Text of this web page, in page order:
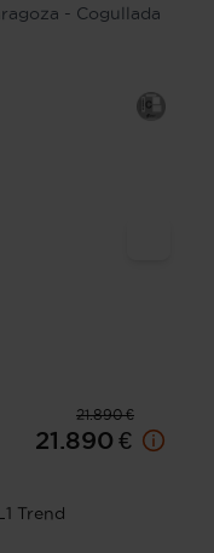
- Cogullada
21.890 €
21.890 €
Trend